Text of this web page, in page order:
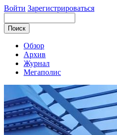
Войти Зарегистрироваться
Обзор
Архив
Журнал
Мегаполис